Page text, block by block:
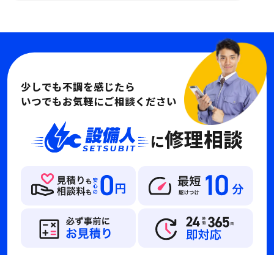
少しでも不調を感じたら
いつでもお気軽にご相談ください
に修理相談